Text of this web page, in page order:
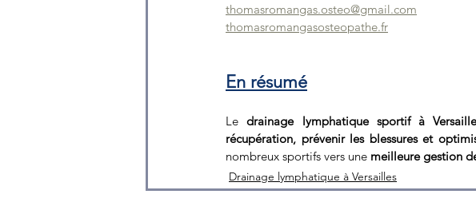
thomasromangas.osteo@gmail.com
thomasromangasosteopathe.fr
En résumé
Le drainage lymphatique sportif à
récupération, prévenir les blessures et
nombreux sportifs vers une meilleure gestion
Drainage lymphatique à Versailles